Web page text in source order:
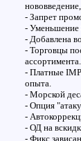
- Запрет
- Уменьшение
- Добавлена
- Торговцы
ассортимента.
- Платные
опыта.
- Морской
- Опция
-
- ОД на
- Фикс